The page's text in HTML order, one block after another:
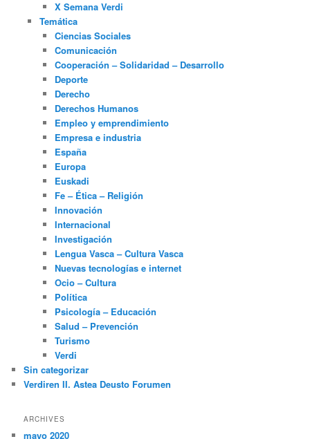
X Semana Verdi
Temática
Ciencias Sociales
Comunicación
Cooperación – Solidaridad – Desarrollo
Deporte
Derecho
Derechos Humanos
Empleo y emprendimiento
Empresa e industria
España
Europa
Euskadi
Fe – Ética – Religión
Innovación
Internacional
Investigación
Lengua Vasca – Cultura Vasca
Nuevas tecnologías e internet
Ocio – Cultura
Política
Psicología – Educación
Salud – Prevención
Turismo
Verdi
Sin categorizar
Verdiren II. Astea Deusto Forumen
ARCHIVES
mayo 2020